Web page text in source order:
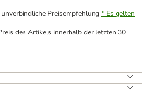
Preisempfehlung * Es gelten
des Artikels innerhalb der letzten 30